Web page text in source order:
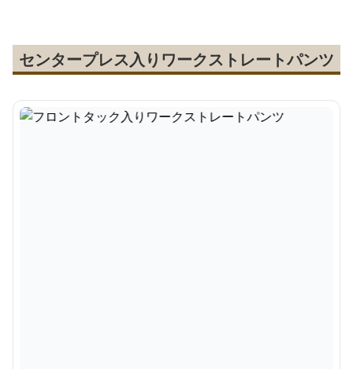
センタープレス入りワークストレートパンツ